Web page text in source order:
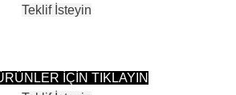
Teklif İsteyin
Vardır
İÇİN TIKLAYIN